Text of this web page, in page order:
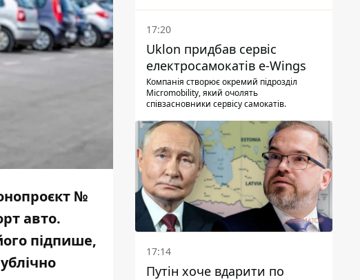
№
авто.
підпише,
17:20
Uklon придбав сервіс
електросамокатів e-Wings
Компанія створює окремий підрозділ
Micromobility, який очолять
співзасновники сервісу самокатів.
17:14
Путін хоче вдарити по